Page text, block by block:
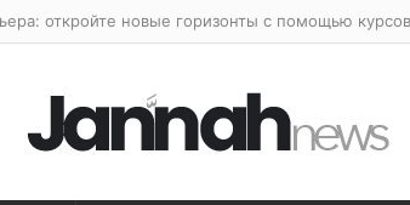
путь к максимальной производительности